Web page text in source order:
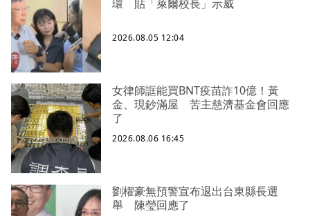
環 貼「萊爾校長」示威
2026.08.05 12:04
女律師誆能買BNT疫苗詐10億！黃
金、現鈔滿屋 苦主慈濟基金會回應
了
2026.08.06 16:45
劉櫂豪無預警宣布退出台東縣長選
舉 陳瑩回應了